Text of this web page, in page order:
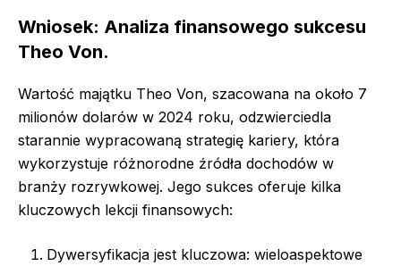
Wniosek: Analiza finansowego sukcesu
Theo Von.
Wartość majątku Theo Von, szacowana na około 7
milionów dolarów w 2024 roku, odzwierciedla
starannie wypracowaną strategię kariery, która
wykorzystuje różnorodne źródła dochodów w
branży rozrywkowej. Jego sukces oferuje kilka
kluczowych lekcji finansowych:
Dywersyfikacja jest kluczowa: wieloaspektowe